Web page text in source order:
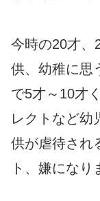
今時の20才、
供、幼稚に思
で5才～10才
レクトなど幼
供が虐待され
ト、嫌になり